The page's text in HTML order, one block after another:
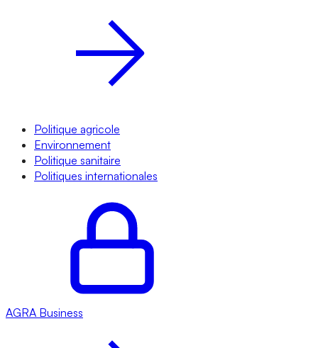
Politique agricole
Environnement
Politique sanitaire
Politiques internationales
AGRA Business